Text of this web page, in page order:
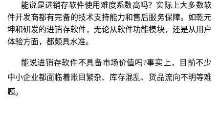
能说是进销存软件使用难度系数高吗？实际上大多数软
件开发商都有完备的技术支持能力和售后服务保障。如乾元
坤和研发的进销存软件，无论从软件功能模块，还是从用户
体验方面，都颇具水准。
能说进销存软件不具备市场价值吗?事实上，目前不少
中小企业都面临着账目繁杂、库存混乱、货品流向不明等难
题。